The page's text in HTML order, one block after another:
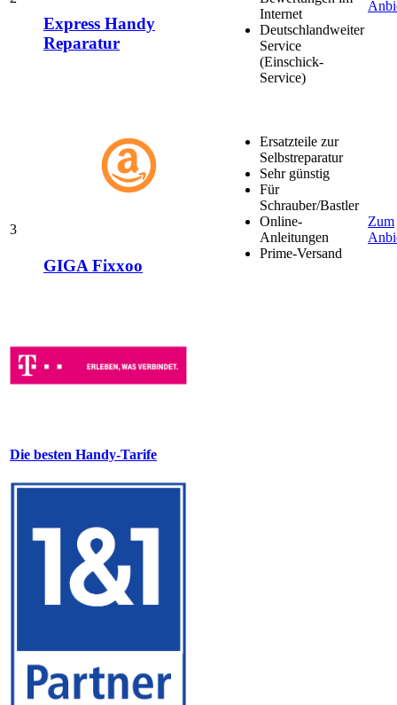
Express Handy
Reparatur
Internet
Deutschlandweiter
Service
(Einschick-
Service)
3
GIGA Fixxoo
Ersatzteile zur
Selbstreparatur
Sehr günstig
Für
Schrauber/Bastler
Online-
Anleitungen
Prime-Versand
Zum
Die besten Handy-Tarife